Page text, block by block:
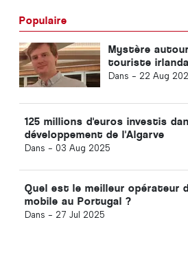
Populaire
Mystère
touriste
Dans - 22 Aug
125 millions d'euros investis
développement de l'Algarve
Dans - 03 Aug 2025
Quel est le meilleur opérateur
mobile au Portugal ?
Dans - 27 Jul 2025